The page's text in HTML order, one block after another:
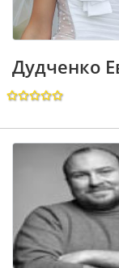
Дудченко